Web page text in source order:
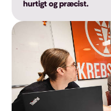
hurtigt og præcist.